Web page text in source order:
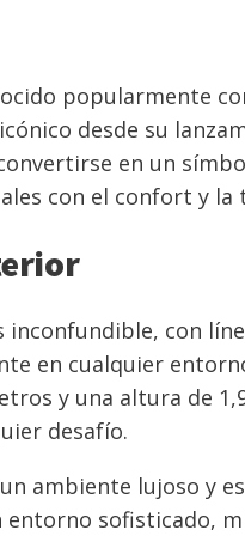
popularmente
desde su
en un
con el confort y
inconfundible, con
en cualquier
y una altura de
desafío.
ambiente lujoso y
sofisticado,